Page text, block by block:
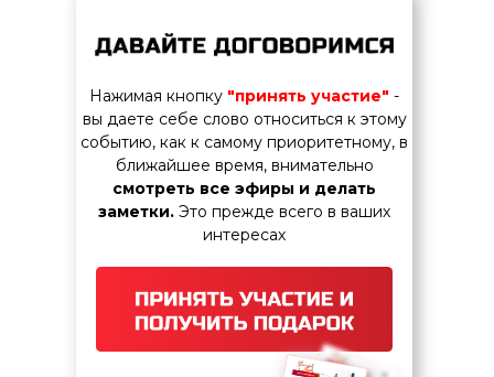
Нажимая кнопку "принять участие" -
вы даете себе слово относиться к этому
событию, как к самому приоритетному, в
ближайшее время, внимательно
смотреть все эфиры и делать
заметки. Это прежде всего в ваших
интересах